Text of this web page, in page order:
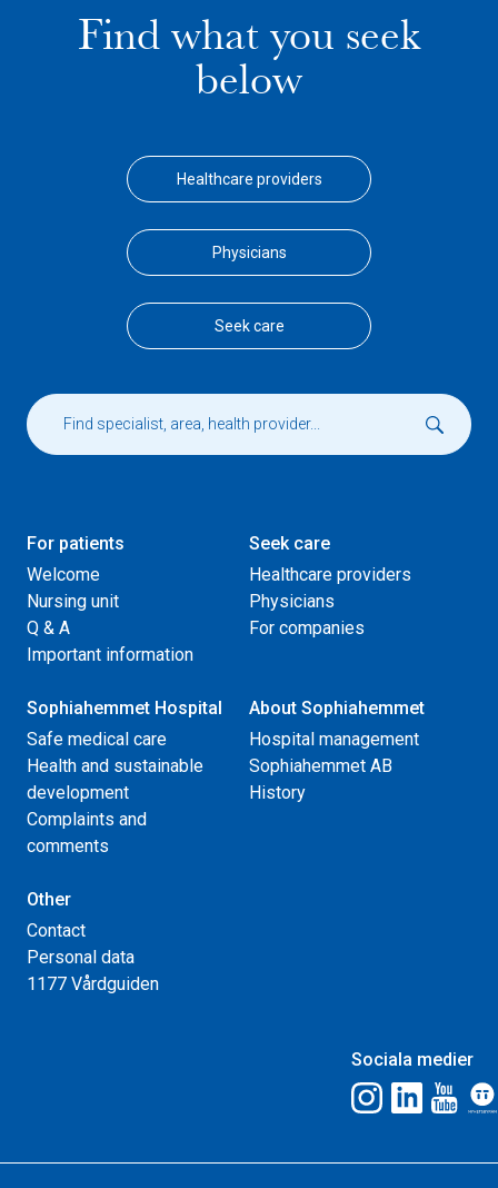
Find what you seek
below
Healthcare providers
Physicians
Seek care
For patients
Welcome
Nursing unit
Q & A
Important information
Seek care
Healthcare providers
Physicians
For companies
Sophiahemmet Hospital
Safe medical care
Health and sustainable
development
Complaints and
comments
About Sophiahemmet
Hospital management
Sophiahemmet AB
History
Other
Contact
Personal data
1177 Vårdguiden
Sociala medier